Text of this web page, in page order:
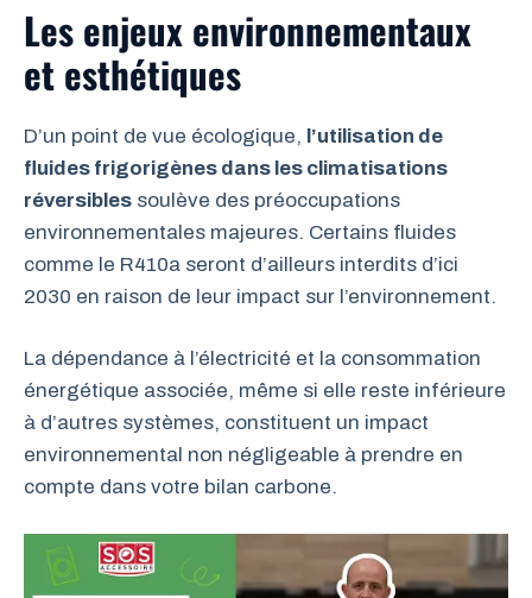
Les enjeux environnementaux
et esthétiques
D’un point de vue écologique, l’utilisation de
fluides frigorigènes dans les climatisations
réversibles soulève des préoccupations
environnementales majeures. Certains fluides
comme le R410a seront d’ailleurs interdits d’ici
2030 en raison de leur impact sur l’environnement.
La dépendance à l’électricité et la consommation
énergétique associée, même si elle reste inférieure
à d’autres systèmes, constituent un impact
environnemental non négligeable à prendre en
compte dans votre bilan carbone.